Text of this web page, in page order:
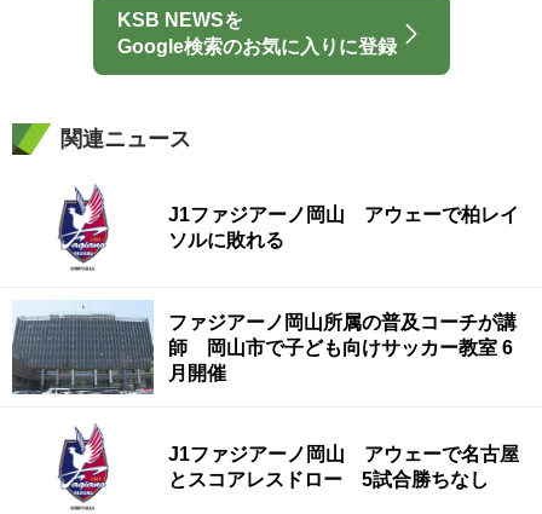
KSB NEWSを
Google検索のお気に入りに登録
関連ニュース
J1ファジアーノ岡山 アウェーで柏レイ
ソルに敗れる
ファジアーノ岡山所属の普及コーチが講
師 岡山市で子ども向けサッカー教室 6
月開催
J1ファジアーノ岡山 アウェーで名古屋
とスコアレスドロー 5試合勝ちなし